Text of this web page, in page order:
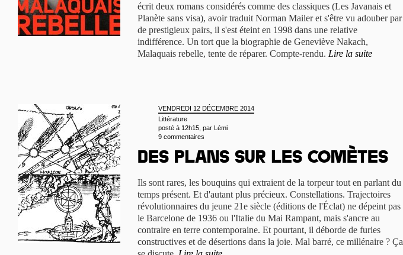
écrit deux romans considérés comme des classiques (Les Javanais et
Planète sans visa), avoir traduit Norman Mailer et s'être vu adouber par
de prestigieux pairs, il s'est éteint en 1998 dans une relative
indifférence. Un tort que la biographie de Geneviève Nakach,
Malaquais rebelle, tente de réparer. Compte-rendu. Lire la suite
VENDREDI 12 DÉCEMBRE 2014
Littérature
posté à 12h15, par Lémi
9 commentaires
Des plans sur les comètes
Ils sont rares, les bouquins qui extraient de la torpeur tout en parlant du
temps présent. Et d'autant plus précieux. Constellations. Trajectoires
révolutionnaires du jeune 21e siècle (éditions de l'Éclat) ne dépeint pas
le Barcelone de 1936 ou l'Italie du Mai Rampant, mais s'ancre au
contraire en terre contemporaine. Et pourtant, il déborde de furies
constructives et de désertions dans la joie. Mal barré, ce millénaire ? Ça